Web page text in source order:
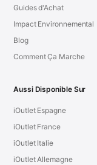
Guides d'Achat
Impact Environnemental
Blog
Comment Ça Marche
Aussi Disponible Sur
iOutlet Espagne
iOutlet France
iOutlet Italie
iOutlet Allemagne